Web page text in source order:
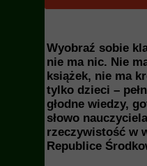
Wyobraź sobie
nie ma nic. Nie
książek, nie ma
tylko dzieci –
głodne wiedzy,
słowo
rzeczywistość w
Republice